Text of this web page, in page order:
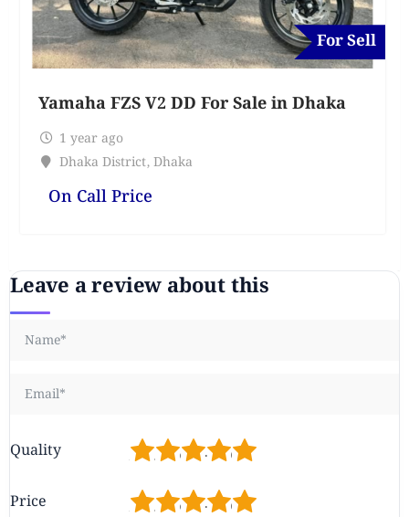
For Sell
Yamaha FZS V2 DD For Sale in Dhaka
1 year ago
Dhaka District, Dhaka
On Call Price
Leave a review about this
Quality 5
4
3
2
Price 5
4
3
2